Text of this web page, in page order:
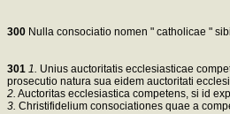
300 Nulla consociatio nomen " catholicae "
301 1. Unius auctoritatis ecclesiasticae
prosecutio natura sua eidem auctoritati
2. Auctoritas ecclesiastica competens, si id
3. Christifidelium consociationes quae a